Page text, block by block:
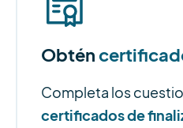
Obtén
Completa los
certificados de